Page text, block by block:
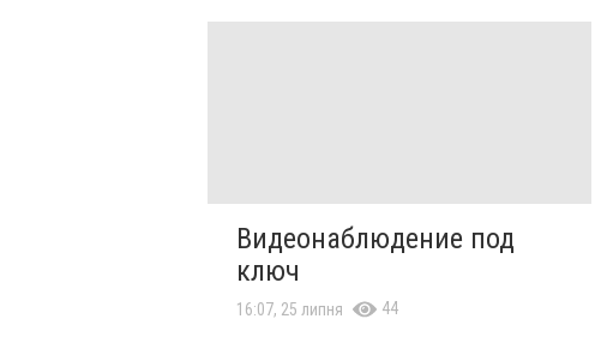
Видеонаблюдение под
ключ
16:07, 25 липня 44